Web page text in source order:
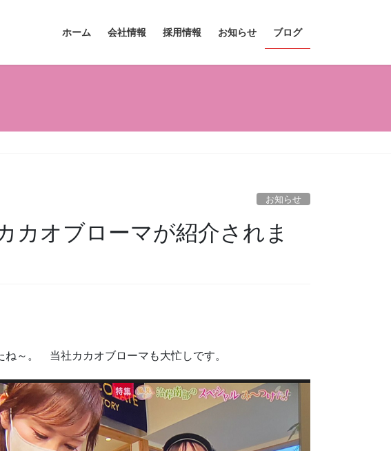
ホーム 会社情報 採用情報 お知らせ ブログ
お知らせ
カオブローマが紹介されま
～。 当社カカオブローマも大忙しです。